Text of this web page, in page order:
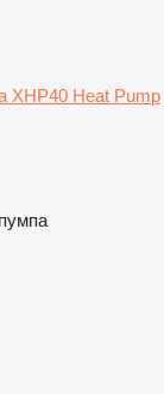
XHP40 Heat Pump